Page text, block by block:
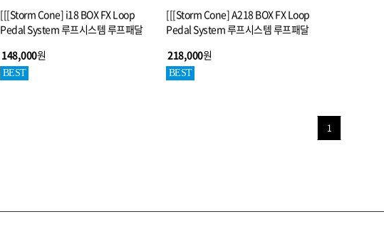
[[[Storm Cone] i18 BOX FX Loop
Pedal System 루프시스템 루프패달
148,000원
BEST
[[[Storm Cone] A218 BOX FX Loop
Pedal System 루프시스템 루프패달
218,000원
BEST
1